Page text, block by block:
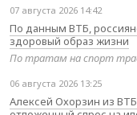
07 августа 2026 14:42
По данным ВТБ,
здоровый образ жизни
По тратам на спорт
06 августа 2026 13:25
Алексей Охорзин из